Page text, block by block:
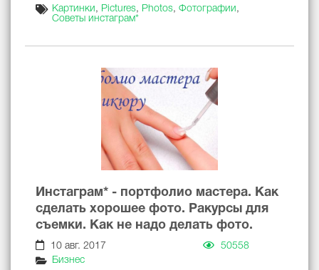
Картинки, Pictures, Photos, Фотографии,
Советы инстаграм*
Инстаграм* - портфолио мастера. Как
сделать хорошее фото. Ракурсы для
съемки. Как не надо делать фото.
10 авг. 2017
50558
Бизнес